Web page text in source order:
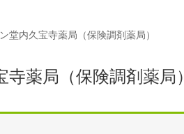
堂内久宝寺薬局（保険調剤薬局）
薬局（保険調剤薬局）